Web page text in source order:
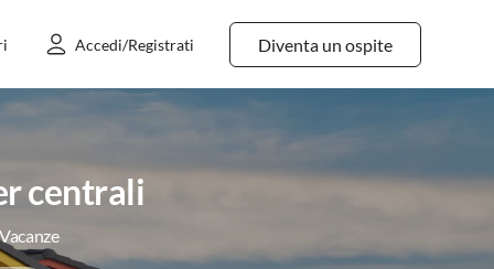
Diventa un ospite
Accedi/Registrati
centrali